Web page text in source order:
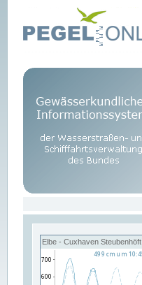
Elbe - Cuxhaven Steubenhöft